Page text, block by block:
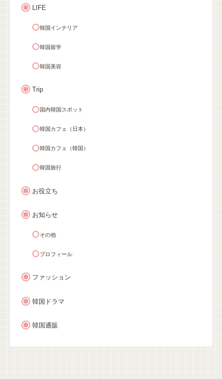
LIFE
韓国インテリア
韓国留学
韓国美容
Trip
国内韓国スポット
韓国カフェ（日本）
韓国カフェ（韓国）
韓国旅行
お役立ち
お知らせ
その他
プロフィール
ファッション
韓国ドラマ
韓国通販